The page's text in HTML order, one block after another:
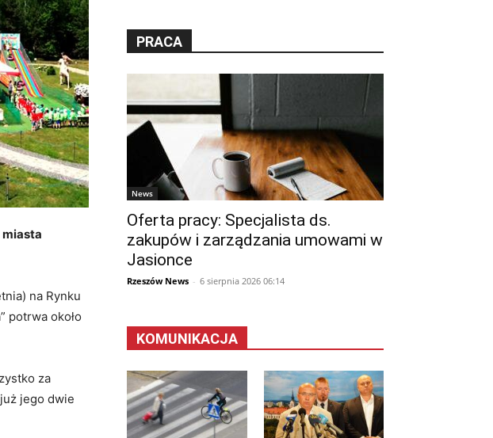
na Rynku
potrwa około
za
jego dwie
PRACA
News
Oferta pracy: Specjalista ds.
zakupów i zarządzania umowami w
Jasionce
Rzeszów News - 6 sierpnia 2026 06:14
KOMUNIKACJA